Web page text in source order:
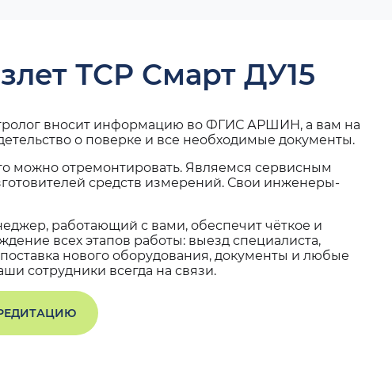
ТСР Смарт ДУ15
вносит информацию во ФГИС АРШИН, а вам на
о поверке и все необходимые документы.
можно отремонтировать. Являемся сервисным
средств измерений. Свои инженеры-
работающий с вами, обеспечит чёткое и
всех этапов работы: выезд специалиста,
нового оборудования, документы и любые
сотрудники всегда на связи.